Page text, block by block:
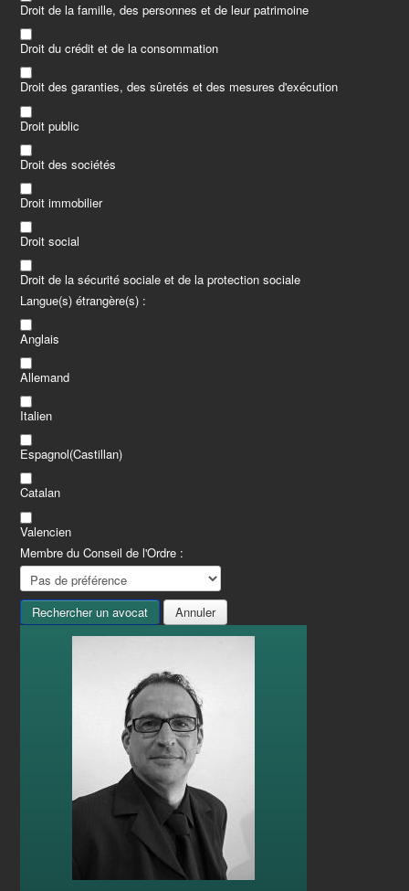
Droit de la famille, des personnes et de leur patrimoine
Droit du crédit et de la consommation
Droit des garanties, des sûretés et des mesures d'exécution
Droit public
Droit des sociétés
Droit immobilier
Droit social
Droit de la sécurité sociale et de la protection sociale
Langue(s) étrangère(s) :
Anglais
Allemand
Italien
Espagnol(Castillan)
Catalan
Valencien
Membre du Conseil de l'Ordre :